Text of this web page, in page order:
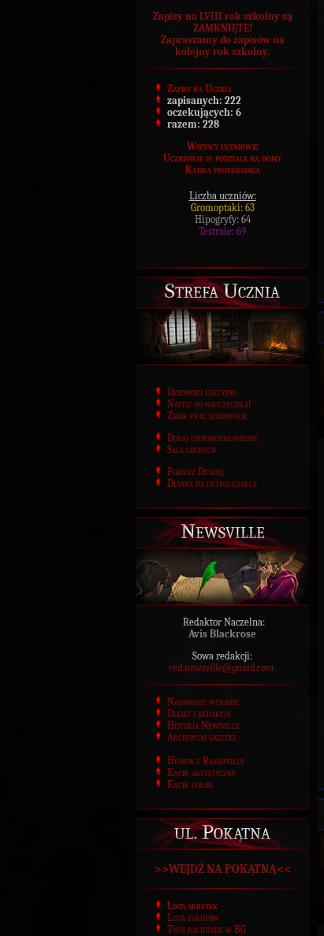
Zapisy na LVIII rok szkolny są
ZAMKNIĘTE!
Zapraszamy do zapisów na
kolejny rok szkolny.
Zapisy na Ucznia
zapisanych: 222
oczekujących: 6
razem: 228
Wszyscy uczniowie
Uczniowie w podziale na domy
Kadra profesorska
Liczba uczniów:
Gromoptaki: 63
Hipogryfy: 64
Testrale: 69
Strefa Ucznia
Dzienniki lekcyjne
Napisz do nauczyciela!
Zbiór prac domowych
Dodaj usprawiedliwienie
Sala chorych
Pobierz Devanę
Devana na przeglądarce
Newsville
Redaktor Naczelna:
Avis Blackrose
Sowa redakcji:
red.newsville@gmail.com
Najnowsze wydanie
Działy i redakcja
Historia Newsville
Archiwum gazetki
Humor z Ramesville
Kącik artystyczny
Kącik porad
ul. Pokątna
>>WEJDŹ NA POKĄTNĄ<<
Lista skrytek
Lista zakupów
Twój rachunek w BG